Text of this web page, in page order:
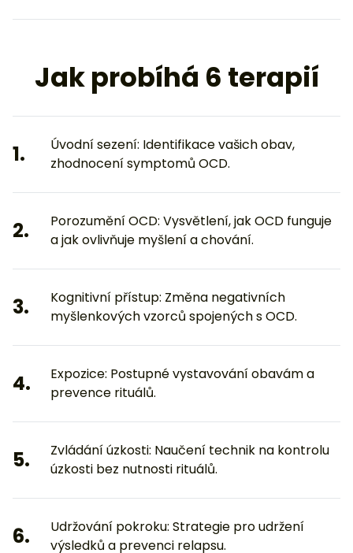
Jak probíhá 6 terapií
1.
Úvodní sezení: Identifikace vašich obav,
zhodnocení symptomů OCD.
2.
Porozumění OCD: Vysvětlení, jak OCD funguje
a jak ovlivňuje myšlení a chování.
3.
Kognitivní přístup: Změna negativních
myšlenkových vzorců spojených s OCD.
4.
Expozice: Postupné vystavování obavám a
prevence rituálů.
5.
Zvládání úzkosti: Naučení technik na kontrolu
úzkosti bez nutnosti rituálů.
6.
Udržování pokroku: Strategie pro udržení
výsledků a prevenci relapsu.